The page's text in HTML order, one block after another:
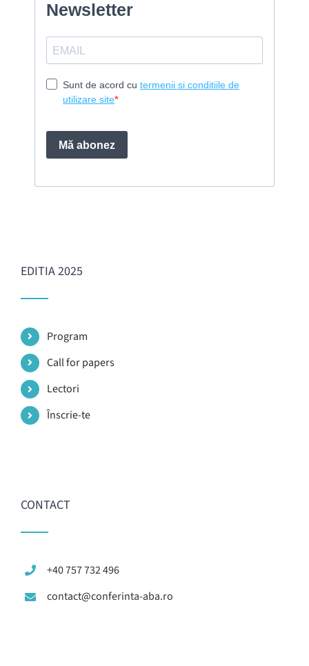
EDITIA 2025
Program
Call for papers
Lectori
Înscrie-te
CONTACT
+40 757 732 496
contact@conferinta-aba.ro